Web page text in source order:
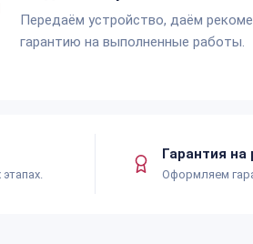
Передаём устройство, даём
гарантию на выполненные работы.
Гарантия на
Оформляем